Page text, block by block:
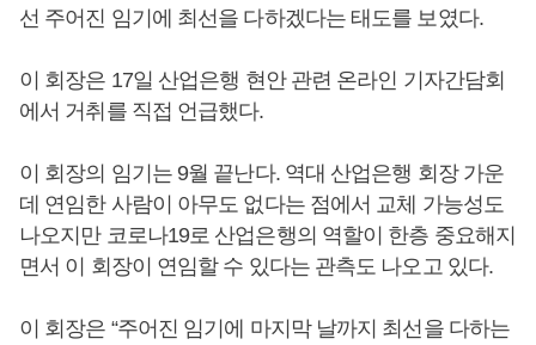
선 주어진 임기에 최선을 다하겠다는 태도를 보였다.
이 회장은 17일 산업은행 현안 관련 온라인 기자간담회
에서 거취를 직접 언급했다.
이 회장의 임기는 9월 끝난다. 역대 산업은행 회장 가운
데 연임한 사람이 아무도 없다는 점에서 교체 가능성도
나오지만 코로나19로 산업은행의 역할이 한층 중요해지
면서 이 회장이 연임할 수 있다는 관측도 나오고 있다.
이 회장은 “주어진 임기에 마지막 날까지 최선을 다하는